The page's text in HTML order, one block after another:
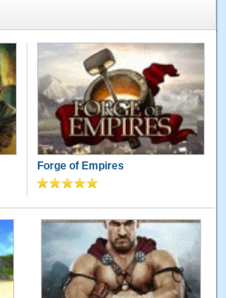
Forge of Empires